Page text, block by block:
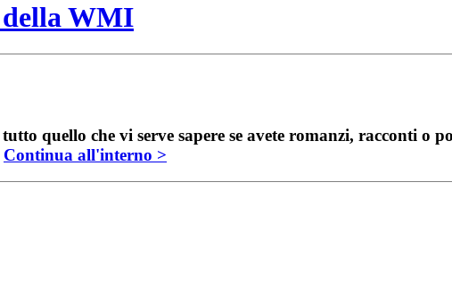
WMI
quello che vi serve sapere se avete romanzi, racconti o
Continua all'interno >